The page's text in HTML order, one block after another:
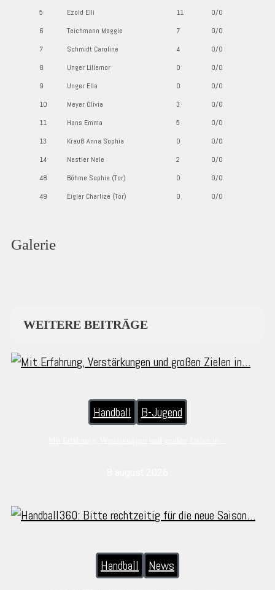
5 Ezold Elli 11
0/0
6
Teichmann Maggie 7
0/0
7
Schmidt Caroline 4
0/0
8
Unger Lillemor 0
0/0
9
Unger Ella 0
0/0
10
Meyer Olivia 3
0/0
11
Hans Emma 5
0/0
13
Krauß Anna Sophia 0
0/0
14
Nestler Nele 2
0/0
48
Böhme Sophie (Tor) 0
0/0
49
Eigler Charlize (Tor) 0 0/0
Galerie
WEITERE BEITRÄGE
Handball B-Jugend
Handball News